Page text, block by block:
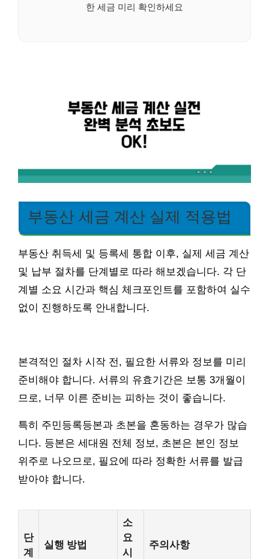
한 세금 미리 확인하세요
부동산 세금 계산 실제 적용법
부동산 취득세 및 등록세 통합 이후, 실제 세금 계산
및 납부 절차를 단계별로 따라 해보겠습니다. 각 단
계별 소요 시간과 핵심 체크포인트를 포함하여 실수
없이 진행하도록 안내합니다.
본격적인 절차 시작 전, 필요한 서류와 정보를 미리
준비해야 합니다. 서류의 유효기간은 보통 3개월이
므로, 너무 이른 준비는 피하는 것이 좋습니다.
특히 주민등록등본과 초본을 혼동하는 경우가 많습
니다. 등본은 세대원 전체 정보, 초본은 본인 정보
위주로 나오므로, 필요에 따라 정확한 서류를 발급
받아야 합니다.
단
계
실행 방법
소
요
시
주의사항